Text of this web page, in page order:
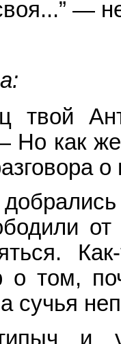
—
твой
Но как
о
о том,
сучья
и